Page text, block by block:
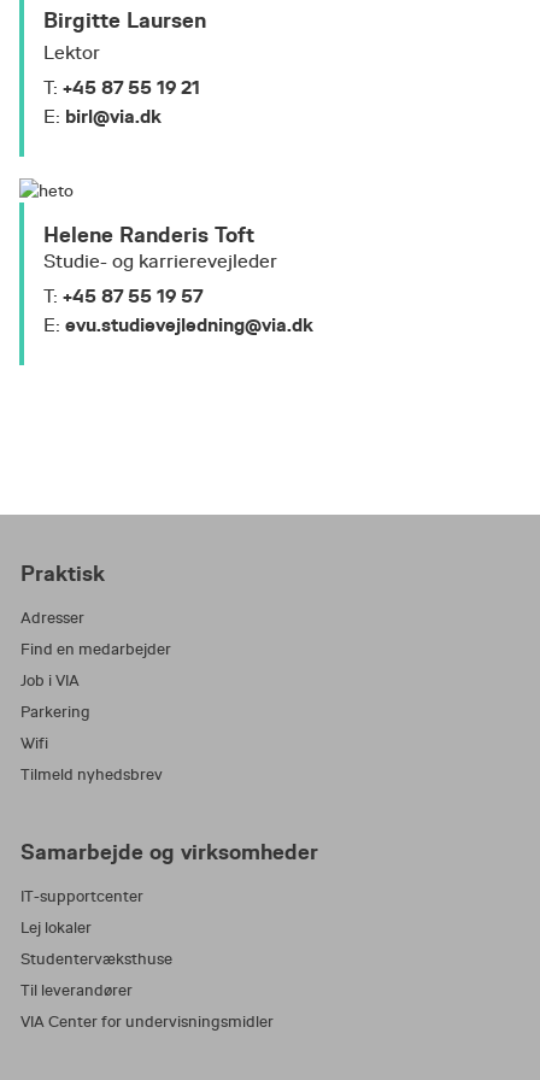
Birgitte Laursen
Lektor
T: +45 87 55 19 21
E: birl@via.dk
Helene Randeris Toft
Studie- og karrierevejleder
T: +45 87 55 19 57
E: evu.studievejledning@via.dk
Praktisk
Adresser
Find en medarbejder
Job i VIA
Parkering
Wifi
Tilmeld nyhedsbrev
Samarbejde og virksomheder
IT-supportcenter
Lej lokaler
Studentervæksthuse
Til leverandører
VIA Center for undervisningsmidler